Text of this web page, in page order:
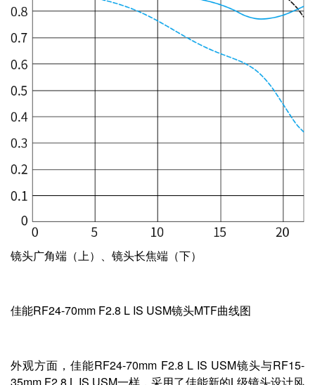
镜头广角端（上）、镜头长焦端（下）
佳能RF24-70mm F2.8 L IS USM镜头MTF曲线图
外观方面，佳能RF24-70mm F2.8 L IS USM镜头与RF15-